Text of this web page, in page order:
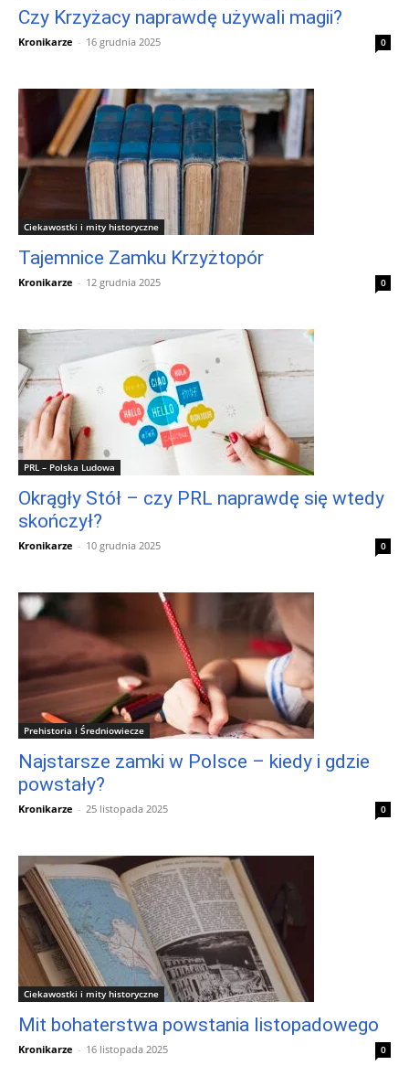
Czy Krzyżacy naprawdę używali magii?
Kronikarze - 16 grudnia 2025 0
Ciekawostki i mity historyczne
Tajemnice Zamku Krzyżtopór
Kronikarze - 12 grudnia 2025 0
PRL – Polska Ludowa
Okrągły Stół – czy PRL naprawdę się wtedy
skończył?
Kronikarze - 10 grudnia 2025 0
Prehistoria i Średniowiecze
Najstarsze zamki w Polsce – kiedy i gdzie
powstały?
Kronikarze - 25 listopada 2025 0
Ciekawostki i mity historyczne
Mit bohaterstwa powstania listopadowego
Kronikarze - 16 listopada 2025 0